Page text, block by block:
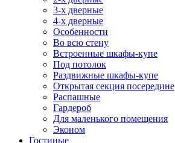
3-х дверные
4-х дверные
Особенности
Во всю стену
Встроенные шкафы-купе
Под потолок
Раздвижные шкафы-купе
Открытая секция посередине
Распашные
Гардероб
Для маленького помещения
Эконом
Гостиные